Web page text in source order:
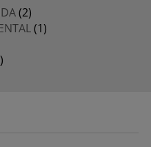
(2)
(1)